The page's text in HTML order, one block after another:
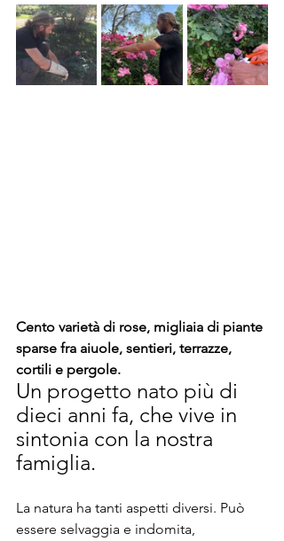
Cento varietà di rose, migliaia di piante
sparse fra aiuole, sentieri, terrazze,
cortili e pergole.
Un progetto nato più di
dieci anni fa, che vive in
sintonia con la nostra
famiglia.
La natura ha tanti aspetti diversi. Può
essere selvaggia e indomita,